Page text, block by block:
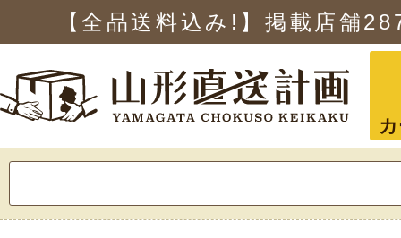
【全品送料込み!】掲載店舗
索: